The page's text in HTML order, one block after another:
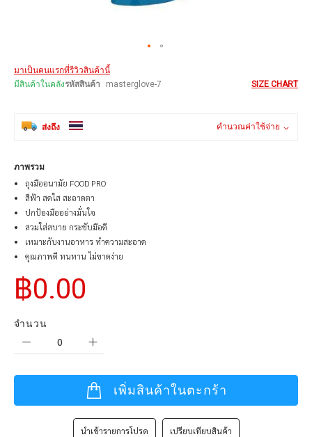
images
มาเป็นคนแรกที่รีวิวสินค้านี้
มีสินค้าในคลังรหัสสินค้า masterglove-7 SIZE CHART
ส่งถึง คำนวณค่าใช้จ่าย
ภาพรวม
ถุงมืออนามัย FOOD PRO
สีฟ้า สดใส สะอาดตา
ปกป้องมืออย่างมั่นใจ
สวมใส่สบาย กระชับมือดี
เหมาะกับงานอาหาร ทำความสะอาด
คุณภาพดี ทนทาน ไม่ขาดง่าย
฿0.00
จำนวน
เพิ่มสินค้าในตะกร้า
นำเข้ารายการโปรด เปรียบเทียบสินค้า